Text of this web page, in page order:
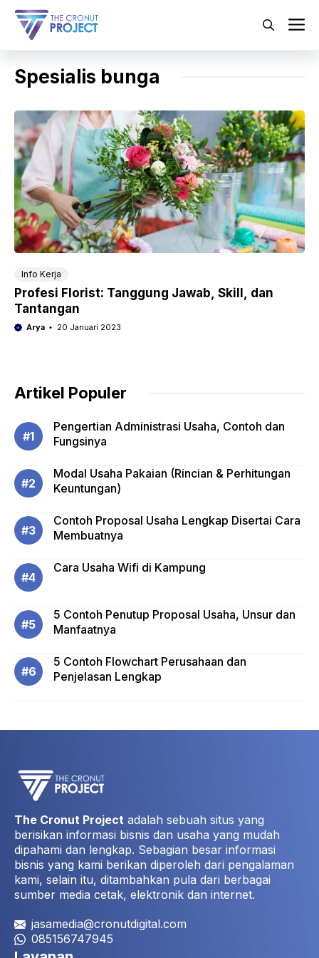
Langsung
Spesialis bunga
Info Kerja
Profesi Florist: Tanggung Jawab, Skill, dan
Tantangan
Arya 20 Januari 2023
Artikel Populer
Pengertian Administrasi Usaha, Contoh dan
Fungsinya
Modal Usaha Pakaian (Rincian & Perhitungan
Keuntungan)
Contoh Proposal Usaha Lengkap Disertai Cara
Membuatnya
Cara Usaha Wifi di Kampung
5 Contoh Penutup Proposal Usaha, Unsur dan
Manfaatnya
5 Contoh Flowchart Perusahaan dan
Penjelasan Lengkap
The Cronut Project adalah sebuah situs yang
berisikan informasi bisnis dan usaha yang mudah
dipahami dan lengkap. Sebagian besar informasi
bisnis yang kami berikan diperoleh dari pengalaman
kami, selain itu, ditambahkan pula dari berbagai
sumber media cetak, elektronik dan internet.
jasamedia@cronutdigital.com
085156747945